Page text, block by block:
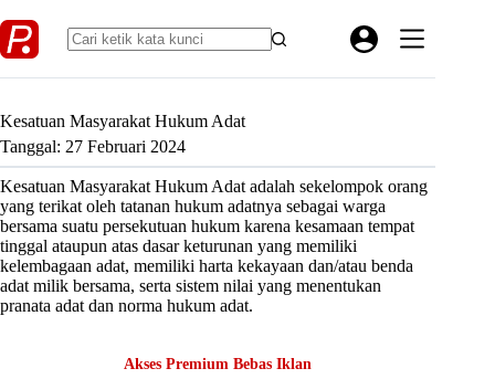
to
content
Kesatuan Masyarakat Hukum Adat
Tanggal: 27 Februari 2024
Kesatuan Masyarakat Hukum Adat adalah sekelompok orang
yang terikat oleh tatanan hukum adatnya sebagai warga
bersama suatu persekutuan hukum karena kesamaan tempat
tinggal ataupun atas dasar keturunan yang memiliki
kelembagaan adat, memiliki harta kekayaan dan/atau benda
adat milik bersama, serta sistem nilai yang menentukan
pranata adat dan norma hukum adat.
Akses Premium Bebas Iklan